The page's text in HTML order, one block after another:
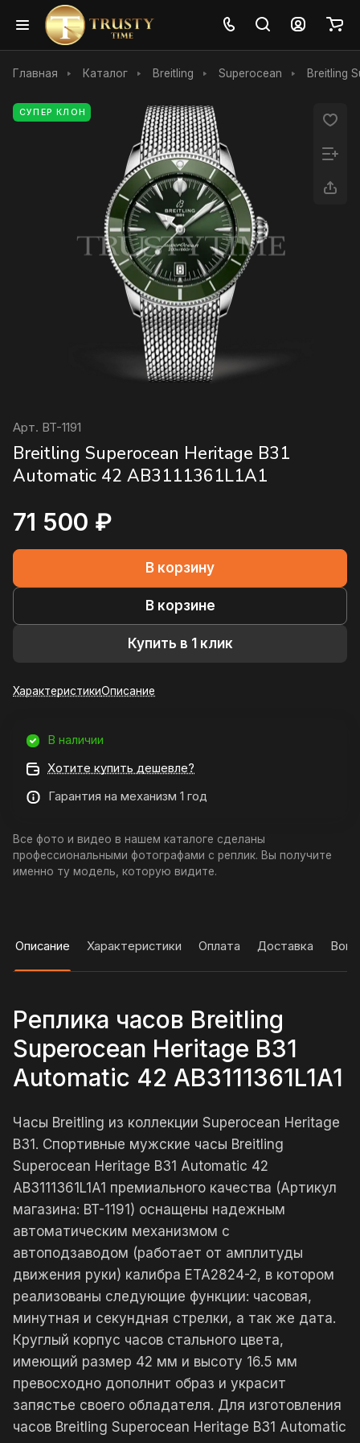
Главная Каталог Breitling Superocean Breitling
СУПЕР КЛОН
Арт. BT-1191
Breitling Superocean Heritage B31
Automatic 42 AB3111361L1A1
71 500 ₽
В корзину
В корзине
Купить в 1 клик
ХарактеристикиОписание
В наличии
Хотите купить дешевле?
Гарантия на механизм 1 год
Все фото и видео в нашем каталоге сделаны
профессиональными фотографами с реплик. Вы получите
именно ту модель, которую видите.
Описание Характеристики Оплата Доставка
Реплика часов Breitling
Superocean Heritage B31
Automatic 42 AB3111361L1A1
Часы Breitling из коллекции Superocean Heritage
B31. Спортивные мужские часы Breitling
Superocean Heritage B31 Automatic 42
AB3111361L1A1 премиального качества (Артикул
магазина: BT-1191) оснащены надежным
автоматическим механизмом с
автоподзаводом (работает от амплитуды
движения руки) калибра ETA2824-2, в котором
реализованы следующие функции: часовая,
минутная и секундная стрелки, а так же дата.
Круглый корпус часов стального цвета,
имеющий размер 42 мм и высоту 16.5 мм
превосходно дополнит образ и украсит
запястье своего обладателя. Для изготовления
часов Breitling Superocean Heritage B31 Automatic